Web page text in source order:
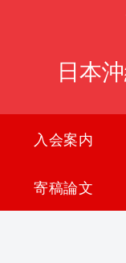
日本
入会案内
寄稿論文